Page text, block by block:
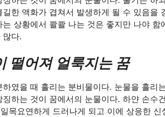
한 액화가 겹쳐서 발생하게 될 수 있음을
상황에서 콸콸 나는 것은 좋지만 나야 함
많다.
떨어져 얼룩지는 꿈
였을 때 흘리는 분비물이다. 눈물을 흘리
하는 것이 꿈에서의 눈물이다. 하얀 손수
목요연하게 드러나게 되고 이에 상응한 신